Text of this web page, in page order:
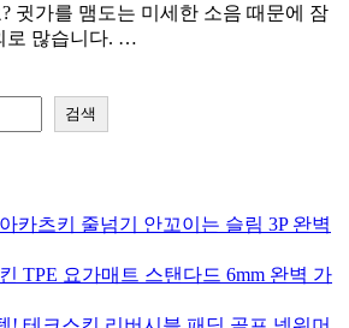
귓가를 맴도는 미세한 소음 때문에 잠
로 많습니다. …
검색
카츠키 줄넘기 안꼬이는 슬림 3P 완벽
TPE 요가매트 스탠다드 6mm 완벽 가